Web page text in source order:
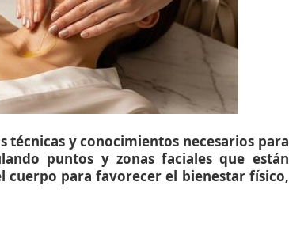
técnicas y conocimientos necesarios para
puntos y zonas faciales que están
cuerpo para favorecer el bienestar físico,